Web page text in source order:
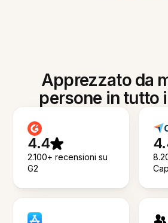
Apprezzato da
persone in tutto
4.4
2.100+ recensioni su
G2